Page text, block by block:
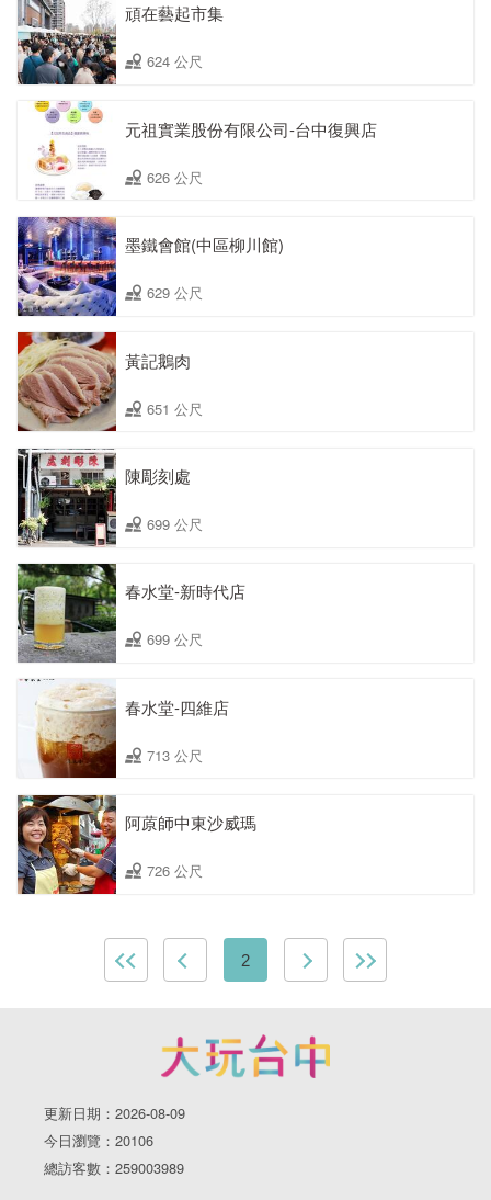
頑在藝起市集
624 公尺
元祖實業股份有限公司-台中復興店
626 公尺
墨鐵會館(中區柳川館)
629 公尺
黃記鵝肉
651 公尺
陳彫刻處
699 公尺
春水堂-新時代店
699 公尺
春水堂-四維店
713 公尺
阿蒝師中東沙威瑪
726 公尺
2
更新日期：2026-08-09
今日瀏覽：20106
總訪客數：259003989